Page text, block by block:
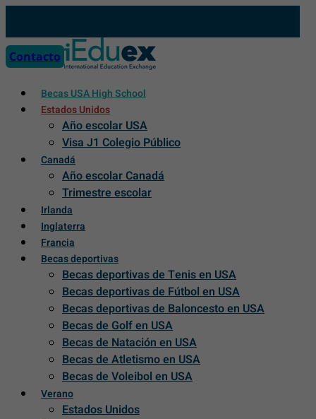
content
Contacto
Becas USA High School
Estados Unidos
Año escolar USA
Visa J1 Colegio Público
Canadá
Año escolar Canadá
Trimestre escolar
Irlanda
Inglaterra
Francia
Becas deportivas
Becas deportivas de Tenis en USA
Becas deportivas de Fútbol en USA
Becas deportivas de Baloncesto en USA
Becas de Golf en USA
Becas de Natación en USA
Becas de Atletismo en USA
Becas de Voleibol en USA
Verano
Estados Unidos